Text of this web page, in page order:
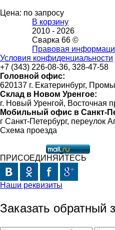
Цена: по запросу
В корзину
2010 - 2026
Сварка 66 ©
Правовая
Условия конфиденциальности
+7 (343) 226-08-36, 328-47-58
Головной офис:
620137 г. Екатеринбург,
Склад в Новом Уренгое:
г. Новый Уренгой, Восточная
Мобильный офис в Санкт-
г Санкт-Петербург, переулок
Схема проезда
ПРИСОЕДИНЯЙТЕСЬ
Наши реквизиты
Заказать обратный